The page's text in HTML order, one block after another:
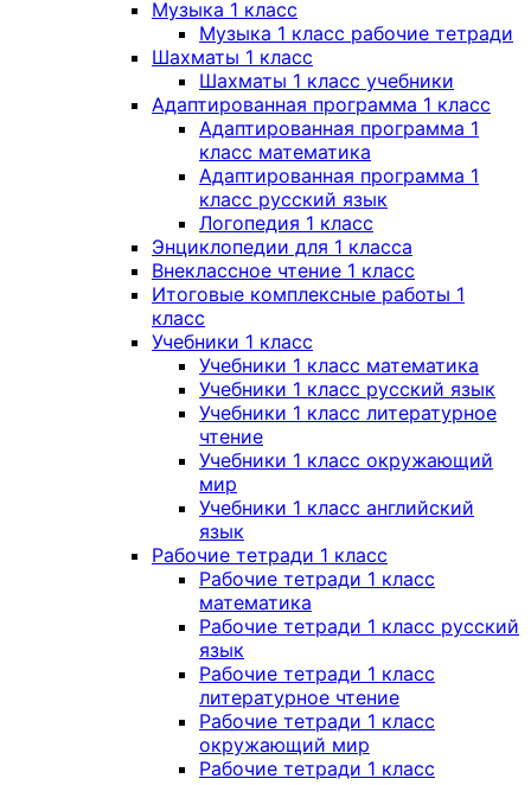
Музыка 1 класс
Музыка 1 класс рабочие тетради
Шахматы 1 класс
Шахматы 1 класс учебники
Адаптированная программа 1 класс
Адаптированная программа 1
класс математика
Адаптированная программа 1
класс русский язык
Логопедия 1 класс
Энциклопедии для 1 класса
Внеклассное чтение 1 класс
Итоговые комплексные работы 1
класс
Учебники 1 класс
Учебники 1 класс математика
Учебники 1 класс русский язык
Учебники 1 класс литературное
чтение
Учебники 1 класс окружающий
мир
Учебники 1 класс английский
язык
Рабочие тетради 1 класс
Рабочие тетради 1 класс
математика
Рабочие тетради 1 класс русский
язык
Рабочие тетради 1 класс
литературное чтение
Рабочие тетради 1 класс
окружающий мир
Рабочие тетради 1 класс